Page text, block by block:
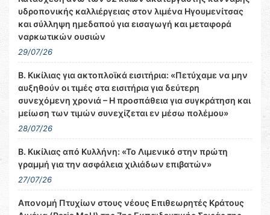
υδροπονικής καλλιέργειας στον λιμένα Ηγουμενίτσας
και σύλληψη ημεδαπού για εισαγωγή και μεταφορά
ναρκωτικών ουσιών
29/07/26
Β. Κικίλιας για ακτοπλοϊκά εισιτήρια: «Πετύχαμε να μην
αυξηθούν οι τιμές στα εισιτήρια για δεύτερη
συνεχόμενη χρονιά – Η προσπάθεια για συγκράτηση και
μείωση των τιμών συνεχίζεται εν μέσω πολέμου»
28/07/26
Β. Κικίλιας από Κυλλήνη: «Το Λιμενικό στην πρώτη
γραμμή για την ασφάλεια χιλιάδων επιβατών»
27/07/26
Απονομή Πτυχίων στους νέους Επιθεωρητές Κράτους